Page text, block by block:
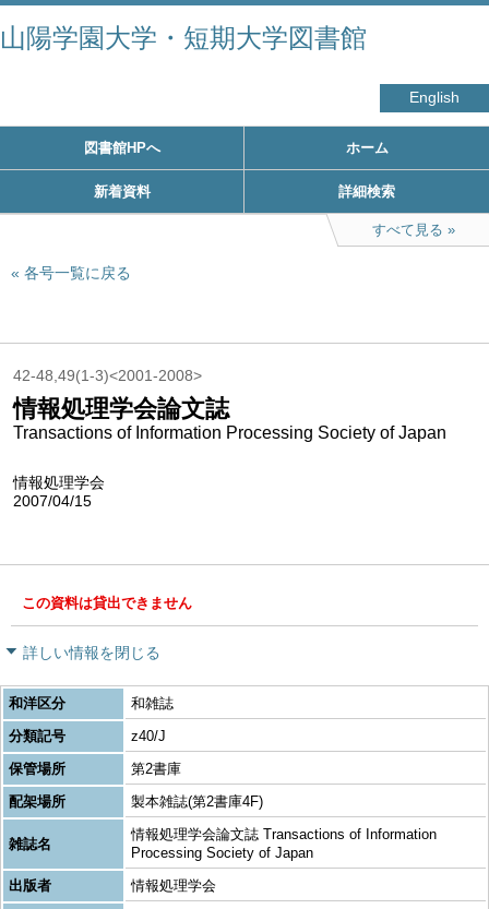
山陽学園大学・短期大学図書館
English
図書館HPへ ホーム
新着資料 詳細検索
すべて見る
各号一覧に戻る
42-48,49(1-3)<2001-2008>
情報処理学会論文誌
Transactions of Information Processing Society of Japan
情報処理学会
2007/04/15
この資料は貸出できません
詳しい情報を閉じる
和洋区分
和雑誌
分類記号
z40/J
保管場所
第2書庫
配架場所
製本雑誌(第2書庫4F)
雑誌名
情報処理学会論文誌 Transactions of Information
Processing Society of Japan
出版者
情報処理学会